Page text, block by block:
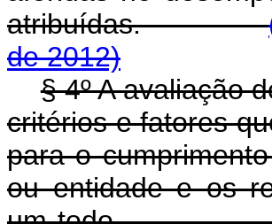
atribuídas.
de 2012)
§ 4º A avaliação
critérios e fatores
para o
ou entidade e os